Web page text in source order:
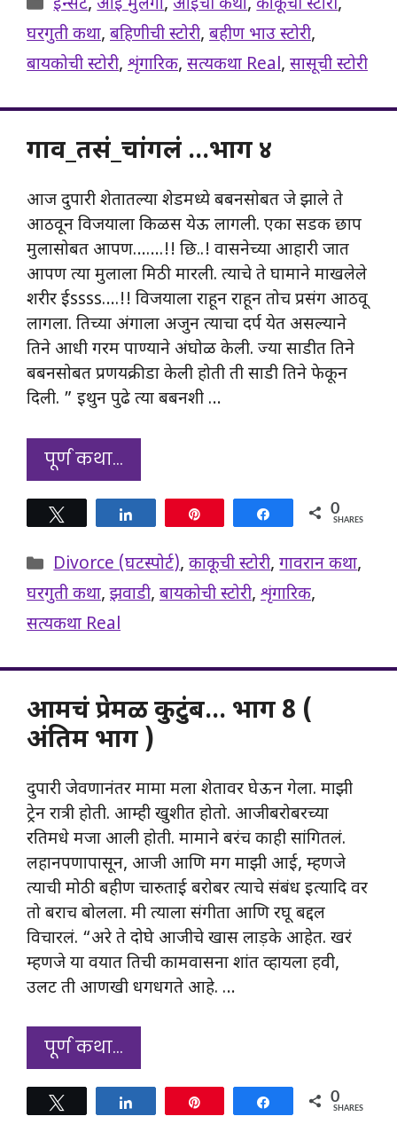
इन्सेट,आई मुलगा,आईची कथा,काकूची स्टोरी,
घरगुती कथा, बहिणीची स्टोरी, बहीण भाउ स्टोरी,
बायकोची स्टोरी, शृंगारिक, सत्यकथा Real, सासूची स्टोरी
गाव_तसं_चांगलं …भाग ४
आज दुपारी शेतातल्या शेडमध्ये बबनसोबत जे झाले ते
आठवून विजयाला किळस येऊ लागली. एका सडक छाप
मुलासोबत आपण…….!! छि..! वासनेच्या आहारी जात
आपण त्या मुलाला मिठी मारली. त्याचे ते घामाने माखलेले
शरीर ईssss….!! विजयाला राहून राहून तोच प्रसंग आठवू
लागला. तिच्या अंगाला अजुन त्याचा दर्प येत असल्याने
तिने आधी गरम पाण्याने अंघोळ केली. ज्या साडीत तिने
बबनसोबत प्रणयक्रीडा केली होती ती साडी तिने फेकून
दिली. ” इथुन पुढे त्या बबनशी …
पूर्ण कथा…
Share 0
SHARES
Categories
Divorce (घटस्पोर्ट),काकूची स्टोरी,गावरान कथा,
घरगुती कथा,झवाडी, बायकोची स्टोरी, शृंगारिक,
सत्यकथा Real
आमचं प्रेमळ कुटुंब… भाग 8 (
अंतिम भाग )
दुपारी जेवणानंतर मामा मला शेतावर घेऊन गेला. माझी
ट्रेन रात्री होती. आम्ही खुशीत होतो. आजीबरोबरच्या
रतिमधे मजा आली होती. मामाने बरंच काही सांगितलं.
लहानपणापासून, आजी आणि मग माझी आई, म्हणजे
त्याची मोठी बहीण चारुताई बरोबर त्याचे संबंध इत्यादि वर
तो बराच बोलला. मी त्याला संगीता आणि रघू बद्दल
विचारलं. “अरे ते दोघे आजीचे खास लाड़के आहेत. खरं
म्हणजे या वयात तिची कामवासना शांत व्हायला हवी,
उलट ती आणखी धगधगते आहे. …
पूर्ण कथा…
Share 0
SHARES